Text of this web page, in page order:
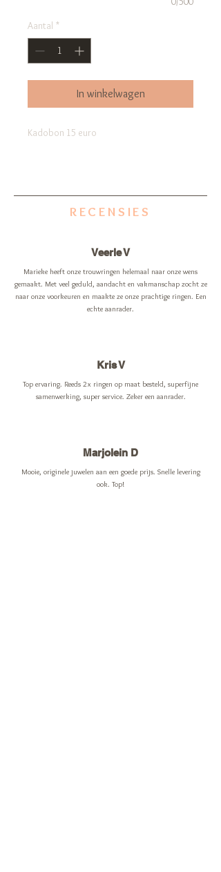
Aantal *
In winkelwagen
Kadobon 15 euro
RECENSIES
Veerle V
Marieke heeft onze trouwringen helemaal naar onze wens
gemaakt. Met veel geduld, aandacht en vakmanschap zocht ze
naar onze voorkeuren en maakte ze onze prachtige ringen. Een
echte aanrader.
Kris V
Top ervaring. Reeds 2x ringen op maat besteld, superfijne
samenwerking, super service. Zeker een aanrader.
Marjolein D
Mooie, originele juwelen aan een goede prijs. Snelle levering
ook. Top!